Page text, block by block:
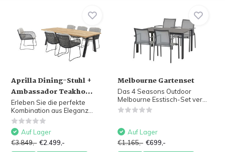
Aprilla Dining-Stuhl +
Ambassador Teakho...
Erleben Sie die perfekte
Kombination aus Eleganz...
Auf Lager
€3.849,- €2.499,-
Melbourne Gartenset
Das 4 Seasons Outdoor
Melbourne Esstisch-Set ver...
Auf Lager
€1.165,- €699,-